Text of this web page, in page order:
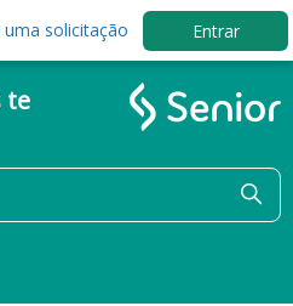
uma solicitação Entrar
te